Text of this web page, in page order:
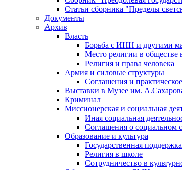
Статьи сборника "Пределы
Документы
Архив
Власть
Борьба с ИНН и другими
Место религии в обществе
Религия и права человека
Армия и силовые структуры
Соглашения и
Выставки в Музее им.
Криминал
Миссионерская и социальная
Иная социальная
Соглашения о социальном
Образование и культура
Государственная
Религия в школе
Сотрудничество в